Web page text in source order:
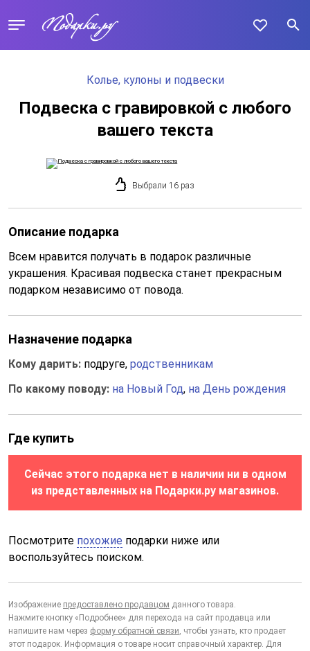
Колье, кулоны и подвески
Подвеска с гравировкой с любого
вашего текста
Выбрали 16 раз
Описание подарка
Всем нравится получать в подарок различные
украшения. Красивая подвеска станет прекрасным
подарком независимо от повода.
Назначение подарка
Кому дарить: подруге, родственникам
По какому поводу: на Новый Год, на День рождения
Где купить
Сейчас этого подарка нет в наличии ни в одном
из представленных на Подарки.ру магазинов.
Посмотрите похожие подарки ниже или
воспользуйтесь поиском.
Изображение предоставлено продавцом данного товара.
Нажмите кнопку «Подробнее» для перехода на сайт продавца или
напишите нам через форму обратной связи, чтобы узнать, кто продает
этот подарок. Информация о товаре носит справочный характер. Для